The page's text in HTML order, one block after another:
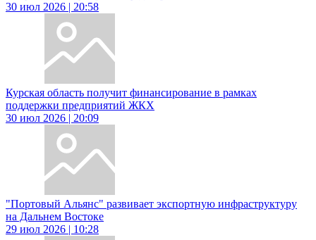
30 июл 2026 | 20:58
Курская область получит финансирование в рамках
поддержки предприятий ЖКХ
30 июл 2026 | 20:09
"Портовый Альянс" развивает экспортную инфраструктуру
на Дальнем Востоке
29 июл 2026 | 10:28